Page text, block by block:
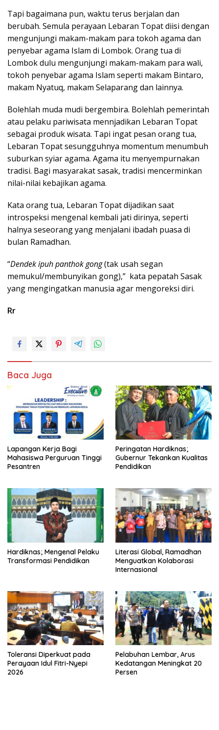
Tapi bagaimana pun, waktu terus berjalan dan
berubah. Semula perayaan Lebaran Topat diisi dengan
mengunjungi makam-makam para tokoh agama dan
penyebar agama Islam di Lombok. Orang tua di
Lombok dulu mengunjungi makam-makam para wali,
tokoh penyebar agama Islam seperti makam Bintaro,
makam Nyatuq, makam Selaparang dan lainnya.
Bolehlah muda mudi bergembira. Bolehlah pemerintah
atau pelaku pariwisata mennjadikan Lebaran Topat
sebagai produk wisata. Tapi ingat pesan orang tua,
Lebaran Topat sesungguhnya momentum menumbuh
suburkan syiar agama. Agama itu menyempurnakan
tradisi. Bagi masyarakat sasak, tradisi mencerminkan
nilai-nilai kebajikan agama.
Kata orang tua, Lebaran Topat dijadikan saat
introspeksi mengenal kembali jati dirinya, seperti
halnya seseorang yang menjalani ibadah puasa di
bulan Ramadhan.
“Dendek ipuh panthok gong(tak usah segan
memukul/membunyikan gong),” kata pepatah Sasak
yang mengingatkan manusia agar mengoreksi diri.
Rr
Baca Juga
Lapangan Kerja Bagi
Mahasiswa Perguruan Tinggi
Pesantren
Peringatan Hardiknas;
Gubernur Tekankan Kualitas
Pendidikan
Hardiknas; Mengenal Pelaku
Transformasi Pendidikan
Literasi Global, Ramadhan
Menguatkan Kolaborasi
Internasional
Toleransi Diperkuat pada
Perayaan Idul Fitri-Nyepi
2026
Pelabuhan Lembar, Arus
Kedatangan Meningkat 20
Persen